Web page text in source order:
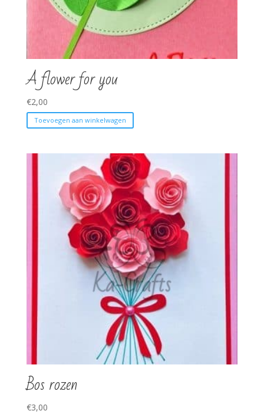
A flower for you
€2,00
Toevoegen aan winkelwagen
Bos rozen
€3,00